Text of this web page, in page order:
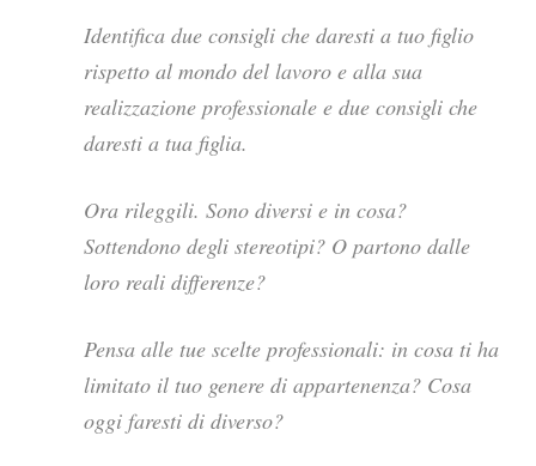
Identifica due consigli che daresti a tuo figlio
rispetto al mondo del lavoro e alla sua
realizzazione professionale e due consigli che
daresti a tua figlia.
Ora rileggili. Sono diversi e in cosa?
Sottendono degli stereotipi? O partono dalle
loro reali differenze?
Pensa alle tue scelte professionali: in cosa ti ha
limitato il tuo genere di appartenenza? Cosa
oggi faresti di diverso?